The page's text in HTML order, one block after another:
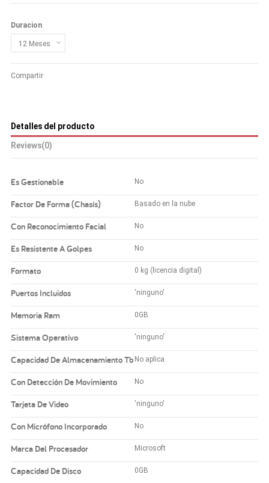
Duracion
Compartir
Detalles del producto
Reviews(0)
Es Gestionable No
Factor De Forma (Chasís) Basado en la nube
Con Reconocimiento Facial No
Es Resistente A Golpes No
Formato 0 kg (licencia digital)
Puertos Incluidos 'ninguno'
Memoria Ram 0GB
Sistema Operativo 'ninguno'
Capacidad De Almacenamiento Tb No aplica
Con Detección De Movimiento No
Tarjeta De Video 'ninguno'
Con Micrófono Incorporado No
Marca Del Procesador Microsoft
Capacidad De Disco 0GB